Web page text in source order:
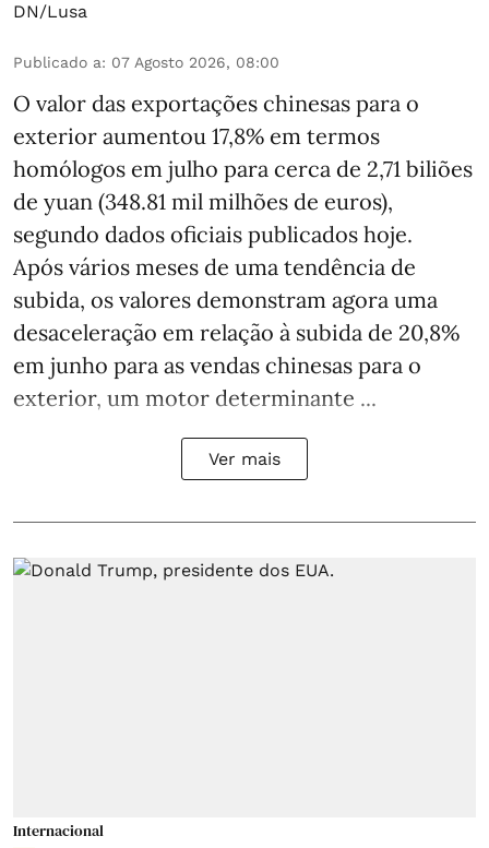
DN/Lusa
Publicado a: 07 Agosto 2026, 08:00
O valor das exportações chinesas para o
exterior aumentou 17,8% em termos
homólogos em julho para cerca de 2,71 biliões
de yuan (348.81 mil milhões de euros),
segundo dados oficiais publicados hoje.
Após vários meses de uma tendência de
subida, os valores demonstram agora uma
desaceleração em relação à subida de 20,8%
em junho para as vendas chinesas para o
exterior, um motor determinante ...
Ver mais
Internacional